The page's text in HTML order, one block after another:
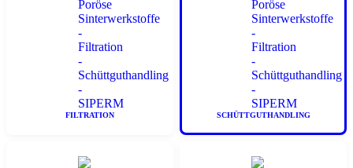
FILTRATION SCHÜTTGUTHANDLING